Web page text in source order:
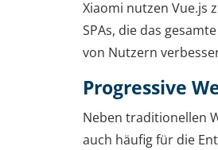
Xiaomi nutzen Vue.js
SPAs, die das
von Nutzern
Progressive
Neben traditionellen
auch häufig für die